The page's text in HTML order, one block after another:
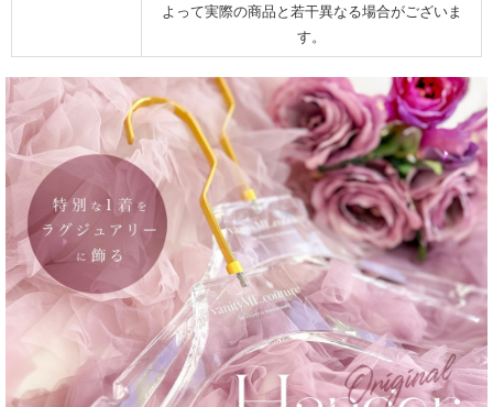
よって実際の商品と若干異なる場合がございま
す。